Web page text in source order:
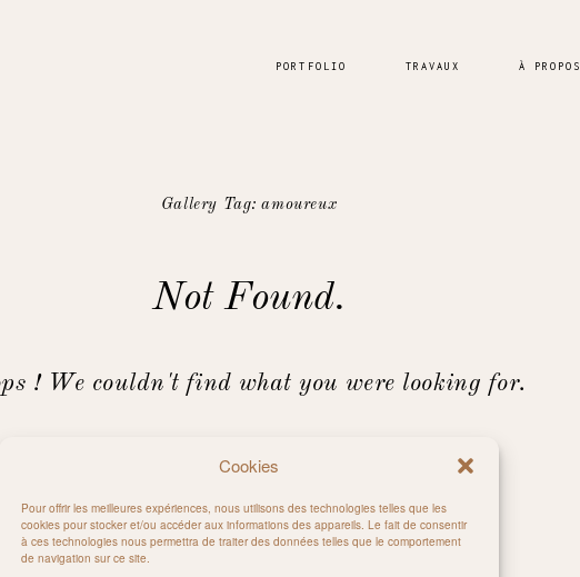
Cookies
Pour offrir les meilleures expériences, nous utilisons des technologies telles que les
cookies pour stocker et/ou accéder aux informations des appareils. Le fait de consentir
à ces technologies nous permettra de traiter des données telles que le comportement
de navigation sur ce site.
PORTFOLIO TRAVAUX À PROPOS
Gallery Tag: amoureux
Not Found.
! We couldn't find what you were looking for.